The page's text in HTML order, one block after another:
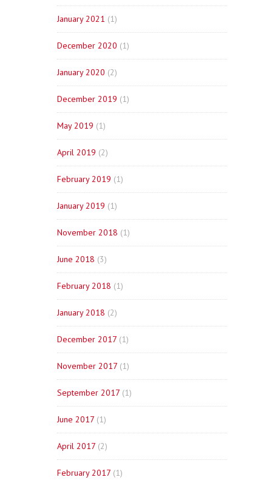
January 2021 (1)
December 2020 (1)
January 2020 (2)
December 2019 (1)
May 2019 (1)
April 2019 (2)
February 2019 (1)
January 2019 (1)
November 2018 (1)
June 2018 (3)
February 2018 (1)
January 2018 (2)
December 2017 (1)
November 2017 (1)
September 2017 (1)
June 2017 (1)
April 2017 (2)
February 2017 (1)